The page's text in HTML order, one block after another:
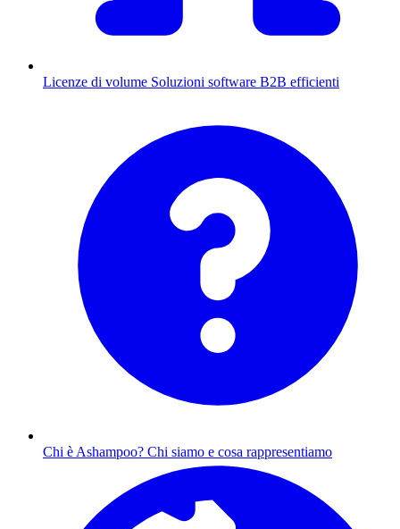
Licenze di volume Soluzioni software B2B efficienti
Chi è Ashampoo? Chi siamo e cosa rappresentiamo